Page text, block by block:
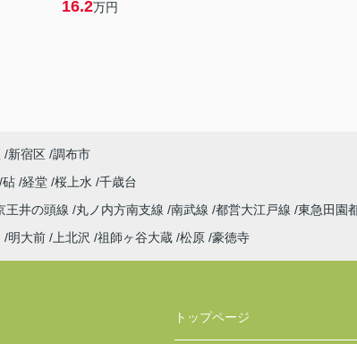
16.2万円
新宿区 調布市
砧 経堂 桜上水 千歳台
王井の頭線 丸ノ内方南支線 南武線 都営大江戸線 東急田園
明大前 上北沢 祖師ヶ谷大蔵 松原 豪徳寺
トップページ